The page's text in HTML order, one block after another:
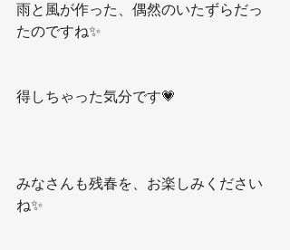
雨と風が作った、偶然のいたずらだっ
たのですね✨
得しちゃった気分です💗
みなさんも残春を、お楽しみください
ね✨